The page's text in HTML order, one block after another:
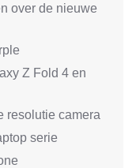
over de nieuwe
Z Fold 4 en
resolutie camera
serie